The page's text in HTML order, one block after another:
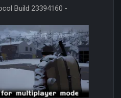
Build 23394160 -